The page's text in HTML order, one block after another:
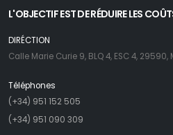
L'OBJECTIF EST DE RÉDUIRE LES
DIRÉCTION
Calle Marie Curie 9, BLQ 4, ESC 4,
Téléphones
(+34) 951 152 505
(+34) 951 090 309